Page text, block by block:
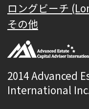
ロングビーチ
その他
2014 Advanced
International